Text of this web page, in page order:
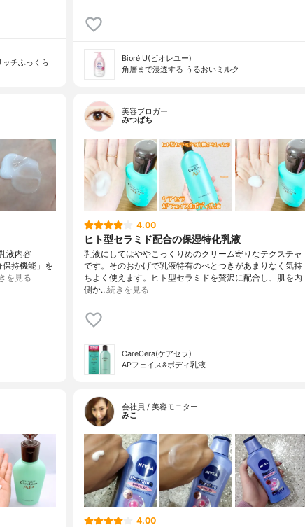
ッチふっくら
Bioré U(ビオレユー)
角層まで浸透する うるおいミルク
液内容
持機能」を
を見る
美容ブロガー
みつばち
4.00
ヒト型セラミド配合の保湿特化乳液
乳液にしてはややこっくりめのクリーム寄りなテクスチャ
です。そのおかげで乳液特有のぺとつきがあまりなく気持
ちよく使えます。ヒト型セラミドを贅沢に配合し、肌を内
側か…続きを見る
CareCera(ケアセラ)
APフェイス&ボディ乳液
会社員 / 美容モニター
みこ
4.00